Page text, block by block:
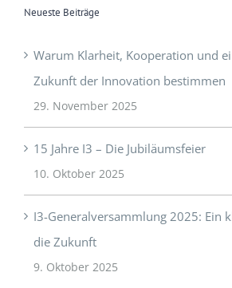
Neueste Beiträge
Warum Klarheit, Kooperation und
Zukunft der Innovation bestimmen
29. November 2025
15 Jahre I3 – Die Jubiläumsfeier
10. Oktober 2025
I3-Generalversammlung 2025: Ein
die Zukunft
9. Oktober 2025